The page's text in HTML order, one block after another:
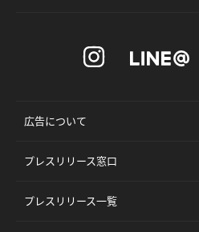
広告について
プレスリリース窓口
プレスリリース一覧